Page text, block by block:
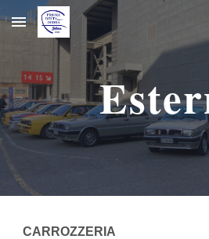
Skip to main content
CARROZZERIA